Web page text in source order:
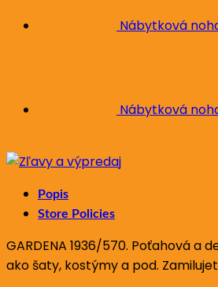
Nábytková
Nábytková
Popis
Store Policies
GARDENA 1936/570. Poťahová
ako šaty, kostýmy a pod.